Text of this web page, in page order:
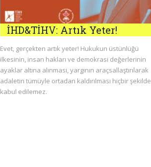
İHD&TİHV: Artık Yeter!
Evet, gerçekten artık yeter! Hukukun üstünlüğü
ilkesinin, insan hakları ve demokrasi değerlerinin
ayaklar altına alınması, yargının araçsallaştırılarak
adaletin tümüyle ortadan kaldırılması hiçbir şekilde
kabul edilemez.